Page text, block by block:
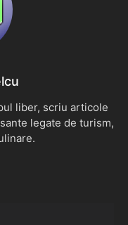
liber, scriu articole
legate de turism,